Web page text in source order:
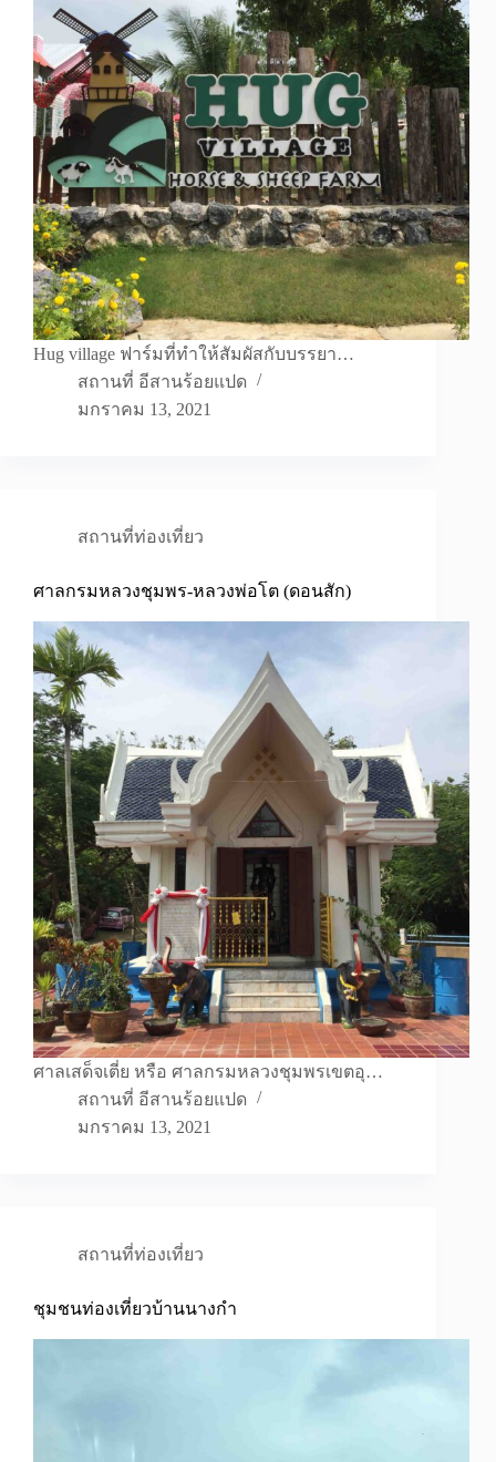
Hug village ฟาร์มที่ทำให้สัมผัสกับบรรยา…
สถานที่ อีสานร้อยแปด
มกราคม 13, 2021
สถานที่ท่องเที่ยว
ศาลกรมหลวงชุมพร-หลวงพ่อโต (ดอนสัก)
ศาลเสด็จเตี่ย หรือ ศาลกรมหลวงชุมพรเขตอุ…
สถานที่ อีสานร้อยแปด
มกราคม 13, 2021
สถานที่ท่องเที่ยว
ชุมชนท่องเที่ยวบ้านนางกำ